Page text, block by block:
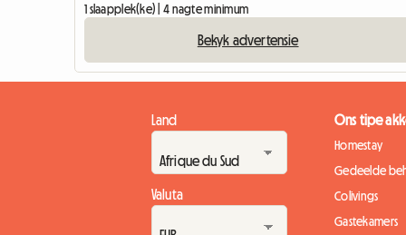
1 slaapplek(ke) | 4 nagte minimum
Bekyk advertensie
Land
Valuta
Ons tipe
Homestay
Gedeelde
Colivings
Gastekamers